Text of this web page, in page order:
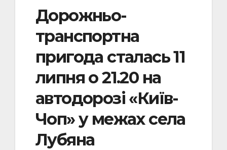
Дорожньо-
транспортна
пригода сталась 11
липня о 21.20 на
автодорозі «Київ-
Чоп» у межах села
Лубяна